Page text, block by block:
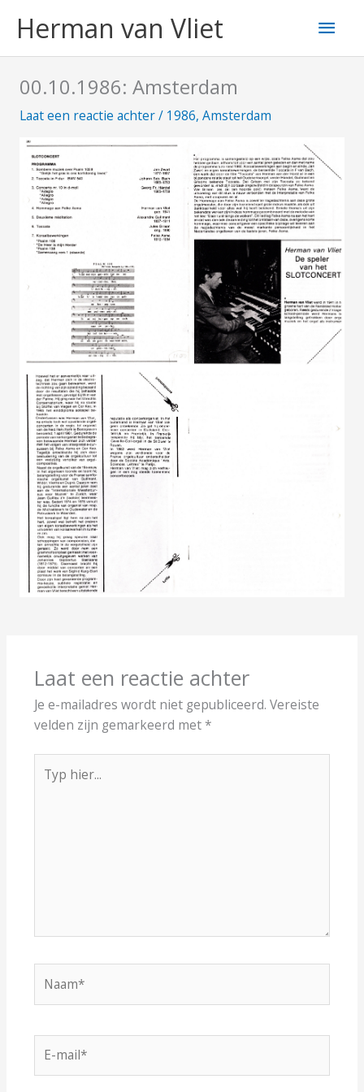
naarHerman van Vliet
00.10.1986: Amsterdam
Laat een reactie achter/ 1986, Amsterdam
Laat een reactie achter
Je e-mailadres wordt niet gepubliceerd. Vereiste
velden zijn gemarkeerd met*
hier...
mail*